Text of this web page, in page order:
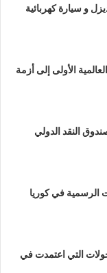
و سيارة كهربائية
الأولى إلى أزمة
النقد الدولي
الرسمية في كوريا
التي اعتمدت في